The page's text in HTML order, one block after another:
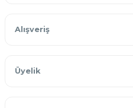
Alışveriş
Üyelik